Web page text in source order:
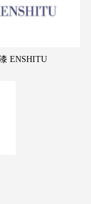
ENSHITU